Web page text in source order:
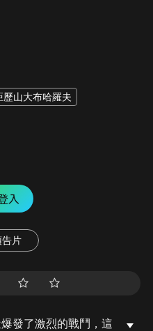
歷山大布哈羅夫
入
告片
發了激烈的戰鬥，這